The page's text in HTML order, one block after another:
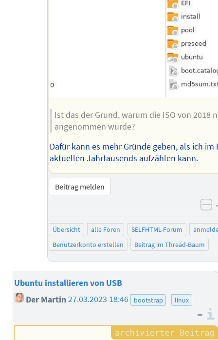
Ist das der Grund, warum die ISO von 2018
angenommen wurde?
Dafür kann es mehr Gründe geben, als ich im
aktuellen Jahrtausends aufzählen kann.
Beitrag melden
Übersicht alle Foren SELFHTML-Forum
Benutzerkonto erstellen
Beitrag im Thread-Baum
Ubuntu installieren von USB
Der Martin27.03.2023 18:46 bootstrap linux
–